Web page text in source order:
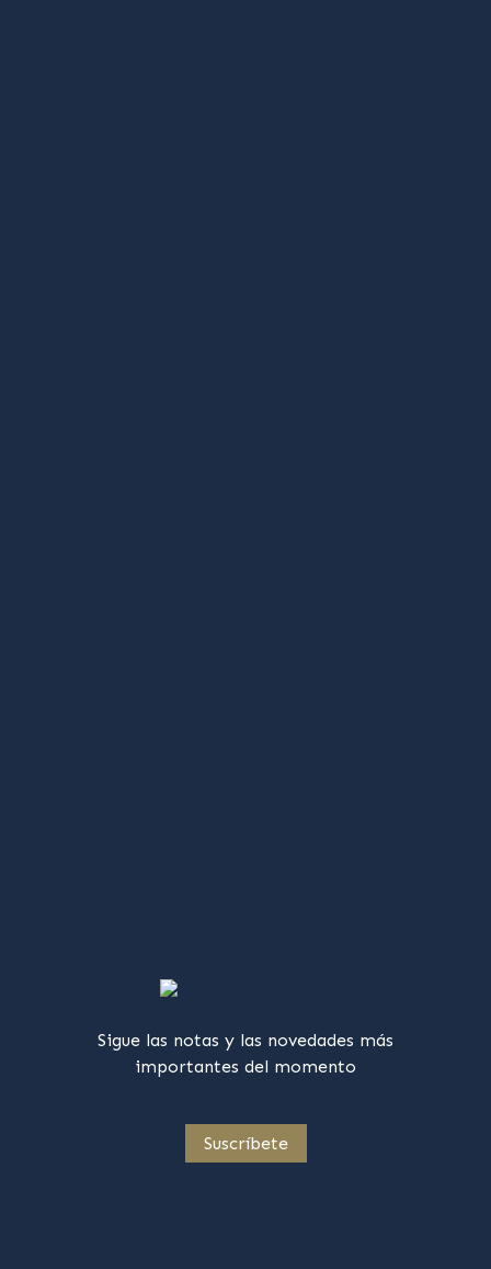
Sigue las notas y las novedades más
importantes del momento
Suscríbete